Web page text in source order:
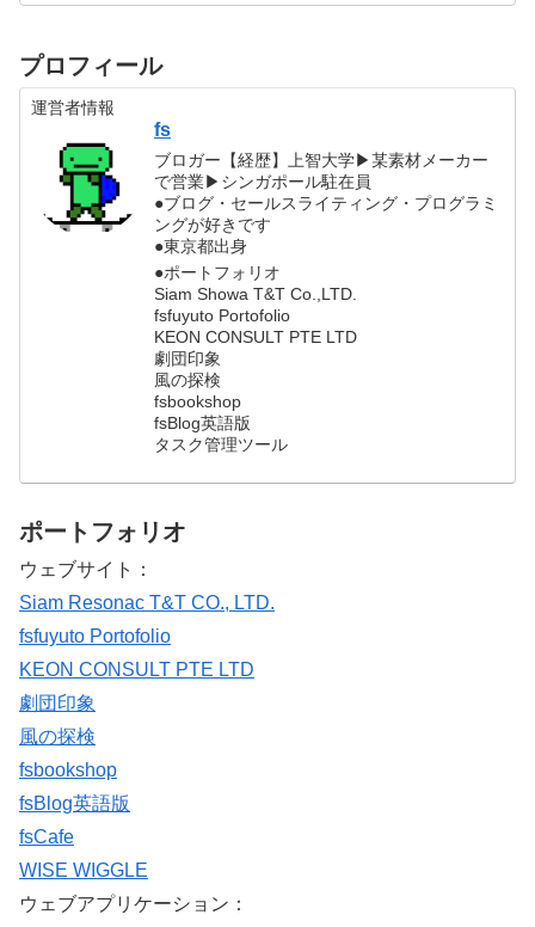
プロフィール
運営者情報
fs
ブロガー【経歴】上智大学▶︎某素材メーカー
で営業▶︎シンガポール駐在員
●ブログ・セールスライティング・プログラミ
ングが好きです
●東京都出身
●ポートフォリオ
Siam Showa T&T Co.,LTD.
fsfuyuto Portofolio
KEON CONSULT PTE LTD
劇団印象
風の探検
fsbookshop
fsBlog英語版
タスク管理ツール
ポートフォリオ
ウェブサイト：
Siam Resonac T&T CO., LTD.
fsfuyuto Portofolio
KEON CONSULT PTE LTD
劇団印象
風の探検
fsbookshop
fsBlog英語版
fsCafe
WISE WIGGLE
ウェブアプリケーション：